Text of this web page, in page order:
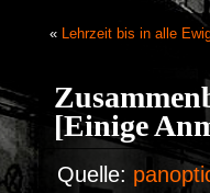
« Lehrzeit bis in alle
[Einige
Quelle: